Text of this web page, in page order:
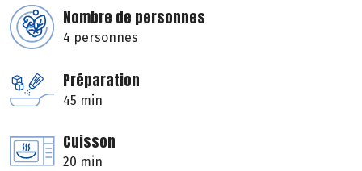
Nombre de personnes
4 personnes
Préparation
45 min
Cuisson
20 min